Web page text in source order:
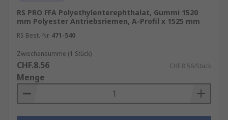
RS PRO FFA Polyethylenterephthalat, Gummi 1520
mm Polyester Antriebsriemen, A-Profil x 1525 mm
RS Best.-Nr. 471-540
Zwischensumme (1 Stück)
CHF.8.56 CHF.8.56/Stück
Menge